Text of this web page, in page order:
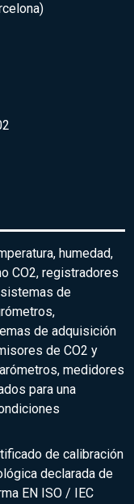
humedad,
CO2, registradores
de
de adquisición
de CO2 y
medidores
para una
de calibración
declarada de
EN ISO / IEC